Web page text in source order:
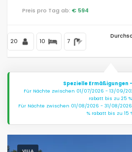
Preis pro Tag ab: € 594
20 10 7
Spezielle Ermäßigungen
Für Nächte zwischen 01/07/2026 - 13/09/
rabatt bis zu 25 %.
Für Nächte zwischen 01/08/2026 - 31/08/
% rabatt bis zu 15
VILLA